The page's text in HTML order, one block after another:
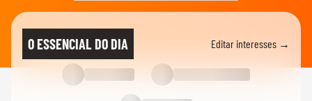
O ESSENCIAL DO DIA Editar interesses →